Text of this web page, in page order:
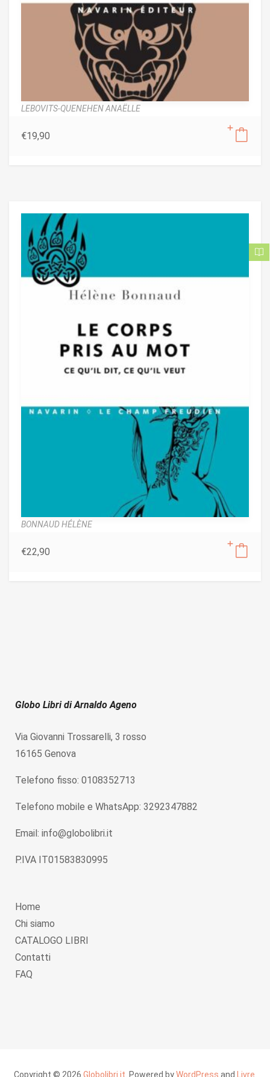
LEBOVITS-QUENEHEN ANAËLLE
€19,90
BONNAUD HÉLÈNE
€22,90
Globo Libri di Arnaldo Ageno
Via Giovanni Trossarelli, 3 rosso
16165 Genova
Telefono fisso: 0108352713
Telefono mobile e WhatsApp: 3292347882
Email: info@globolibri.it
P.IVA IT01583830995
Home
Chi siamo
CATALOGO LIBRI
Contatti
FAQ
Copyright © 2026 Globolibri.it . Powered byWordPress and Livre